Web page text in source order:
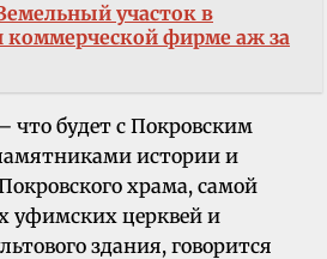
участок в
коммерческой фирме аж за
что будет с Покровским
истории и
храма, самой
уфимских церквей и
здания, говорится